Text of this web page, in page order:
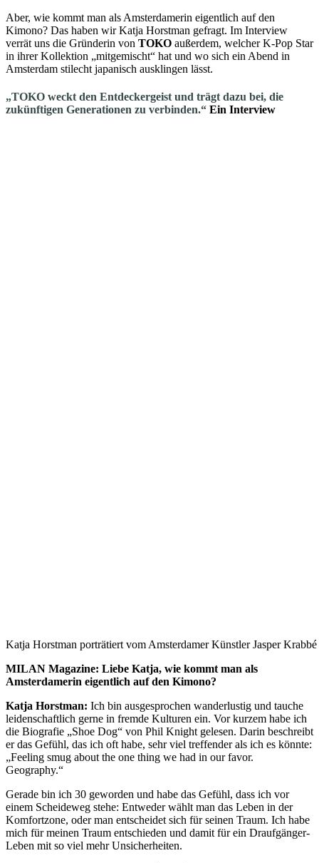
Aber, wie kommt man als Amsterdamerin eigentlich auf den
Kimono? Das haben wir Katja Horstman gefragt. Im Interview
verrät uns die Gründerin von TOKO außerdem, welcher K-Pop Star
in ihrer Kollektion „mitgemischt“ hat und wo sich ein Abend in
Amsterdam stilecht japanisch ausklingen lässt.
„TOKO weckt den Entdeckergeist und trägt dazu bei, die
zukünftigen Generationen zu verbinden.“ Ein Interview
Katja Horstman porträtiert vom Amsterdamer Künstler Jasper Krabbé
MILAN Magazine: Liebe Katja, wie kommt man als
Amsterdamerin eigentlich auf den Kimono?
Katja Horstman: Ich bin ausgesprochen wanderlustig und tauche
leidenschaftlich gerne in fremde Kulturen ein. Vor kurzem habe ich
die Biografie „Shoe Dog“ von Phil Knight gelesen. Darin beschreibt
er das Gefühl, das ich oft habe, sehr viel treffender als ich es könnte:
„Feeling smug about the one thing we had in our favor.
Geography.“
Gerade bin ich 30 geworden und habe das Gefühl, dass ich vor
einem Scheideweg stehe: Entweder wählt man das Leben in der
Komfortzone, oder man entscheidet sich für seinen Traum. Ich habe
mich für meinen Traum entschieden und damit für ein Draufgänger-
Leben mit so viel mehr Unsicherheiten.